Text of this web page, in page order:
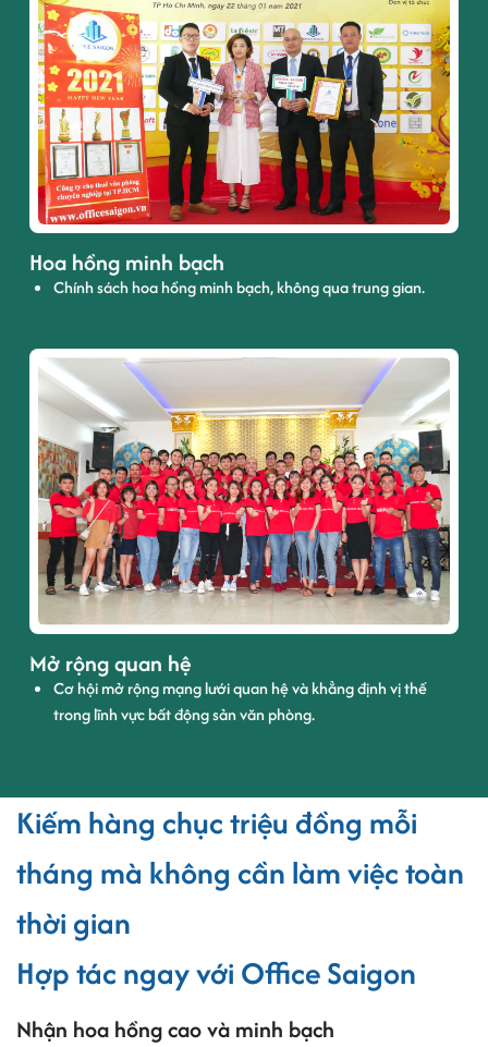
Hoa hồng minh bạch
Chính sách hoa hồng minh bạch, không qua trung gian.
Mở rộng quan hệ
Cơ hội mở rộng mạng lưới quan hệ và khẳng định vị thế
trong lĩnh vực bất động sản văn phòng.
Kiếm hàng chục triệu đồng mỗi
tháng mà không cần làm việc toàn
thời gian
Hợp tác ngay với Office Saigon
Nhận hoa hồng cao và minh bạch